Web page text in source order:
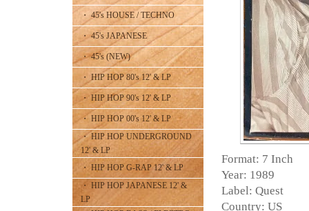
・ 45's HOUSE / TECHNO
・ 45's JAPANESE
・ 45's (NEW)
・ HIP HOP 80's 12' & LP
・ HIP HOP 90's 12' & LP
・ HIP HOP 00's 12' & LP
・ HIP HOP UNDERGROUND
12' & LP
・ HIP HOP G-RAP 12' & LP
・ HIP HOP JAPANESE 12' &
LP
Format: 7 Inch
Year: 1989
Label: Quest
Country: US